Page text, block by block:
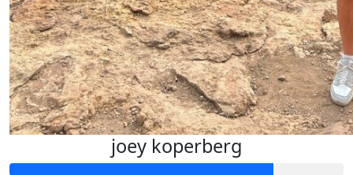
joey koperberg